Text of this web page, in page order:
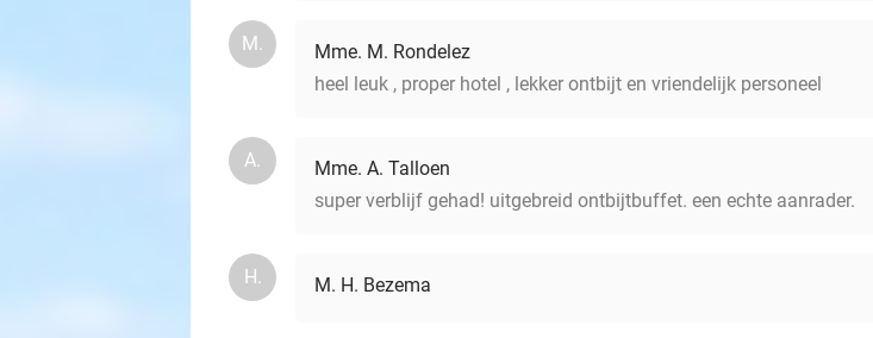
M.
Mme. M. Rondelez
heel leuk , proper hotel , lekker ontbijt en vriendelijk personeel
A.
Mme. A. Talloen
super verblijf gehad! uitgebreid ontbijtbuffet. een echte aanrader.
H. M. H. Bezema